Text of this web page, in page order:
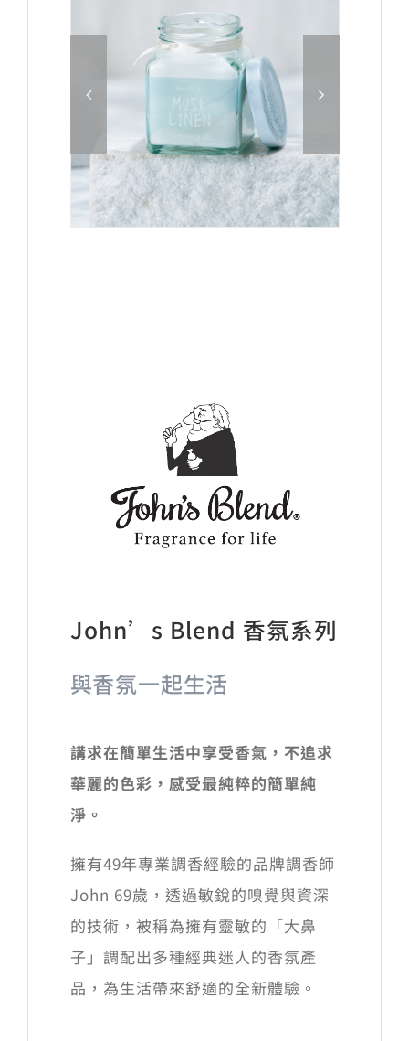
John’s Blend 香氛系列
與香氛一起生活
講求在簡單生活中享受香氣，不追求
華麗的色彩，感受最純粹的簡單純
淨。
擁有49年專業調香經驗的品牌調香師
John 69歲，透過敏銳的嗅覺與資深
的技術，被稱為擁有靈敏的「大鼻
子」調配出多種經典迷人的香氛產
品，為生活帶來舒適的全新體驗。